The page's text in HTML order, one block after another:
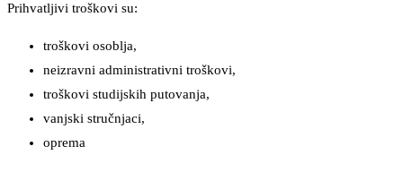
Prihvatljivi troškovi su:
troškovi osoblja,
neizravni administrativni troškovi,
troškovi studijskih putovanja,
vanjski stručnjaci,
oprema